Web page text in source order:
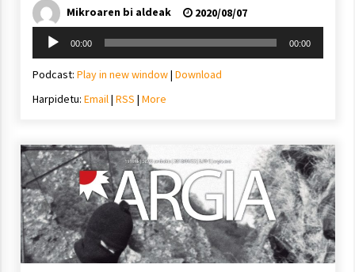
2021/11/12
2021/11/11
Arrosa sareko IX. topaketak!
2021/10/13
Mikroaren bi aldeak
2020/08/07
Soinu
erreproduzigailua
00:00 00:00
Podcast: Play in new window| Download
Harpidetu: Email| RSS | More